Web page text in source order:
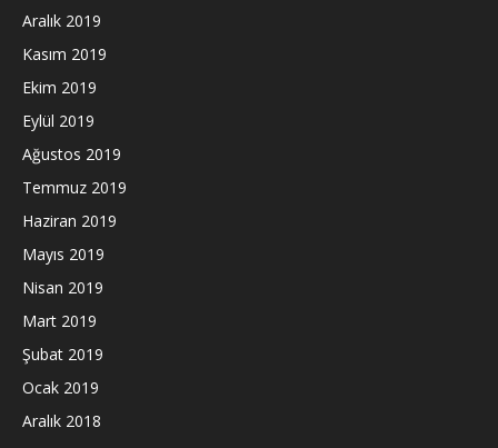
Aralık 2019
Kasım 2019
Ekim 2019
Eylül 2019
Ağustos 2019
Temmuz 2019
Haziran 2019
Mayıs 2019
Nisan 2019
Mart 2019
Şubat 2019
Ocak 2019
Aralık 2018